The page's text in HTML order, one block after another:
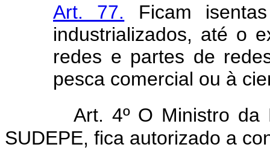
Art. 77. Ficam
industrializados, até o
redes e partes de
pesca comercial ou à
Art. 4º O Ministro
SUDEPE, fica autorizado a